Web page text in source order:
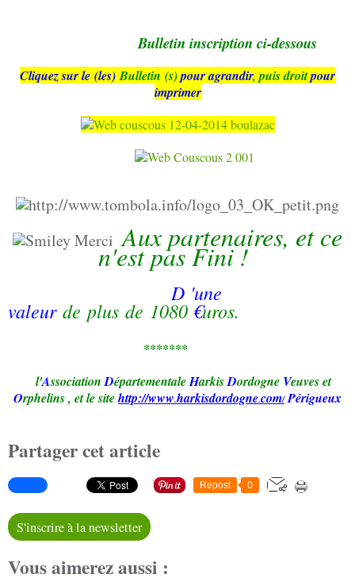
Bulletin inscription ci-dessous
Cliquez sur le (les) Bulletin (s)pour agrandir, puis droitpour
imprimer
Aux partenaires, et ce
n'est pas Fini !
D 'une
valeur de plus de 1080 €uros.
*******
l'Association DépartementaleHarkisDordogne Veuves et
Orphelins, et le sitehttp://www.harkisdordogne.com/ Périgueux
Partager cet article
Repost 0
S'inscrire à la newsletter
Vous aimerez aussi :